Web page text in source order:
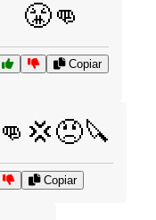
😤👊
Copiar
Copiar